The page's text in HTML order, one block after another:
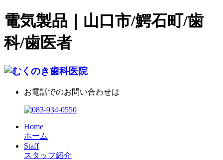
電気製品｜山口市/鰐石町/歯
科/歯医者
お電話でのお問い合わせは
Home
ホーム
Staff
スタッフ紹介